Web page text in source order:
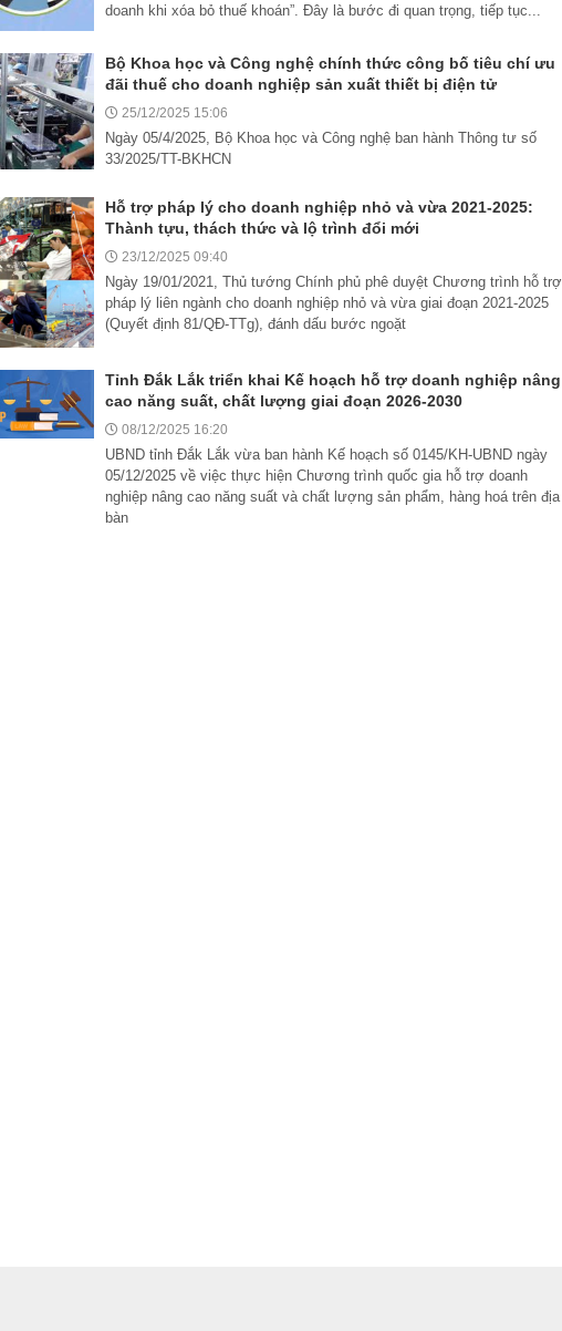
doanh khi xóa bỏ thuế khoán”. Đây là bước đi quan trọng, tiếp tục...
Bộ Khoa học và Công nghệ chính thức công bố tiêu chí ưu
đãi thuế cho doanh nghiệp sản xuất thiết bị điện tử
25/12/2025 15:06
Ngày 05/4/2025, Bộ Khoa học và Công nghệ ban hành Thông tư số
33/2025/TT-BKHCN
Hỗ trợ pháp lý cho doanh nghiệp nhỏ và vừa 2021-2025:
Thành tựu, thách thức và lộ trình đổi mới
23/12/2025 09:40
Ngày 19/01/2021, Thủ tướng Chính phủ phê duyệt Chương trình hỗ trợ
pháp lý liên ngành cho doanh nghiệp nhỏ và vừa giai đoạn 2021-2025
(Quyết định 81/QĐ-TTg), đánh dấu bước ngoặt
Tỉnh Đắk Lắk triển khai Kế hoạch hỗ trợ doanh nghiệp nâng
cao năng suất, chất lượng giai đoạn 2026-2030
08/12/2025 16:20
UBND tỉnh Đắk Lắk vừa ban hành Kế hoạch số 0145/KH-UBND ngày
05/12/2025 về việc thực hiện Chương trình quốc gia hỗ trợ doanh
nghiệp nâng cao năng suất và chất lượng sản phẩm, hàng hoá trên địa
bàn